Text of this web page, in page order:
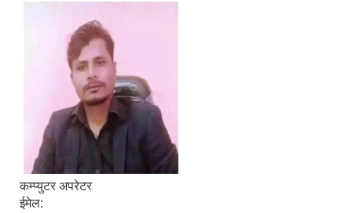
कम्प्युटर अपरेटर
ईमेल: